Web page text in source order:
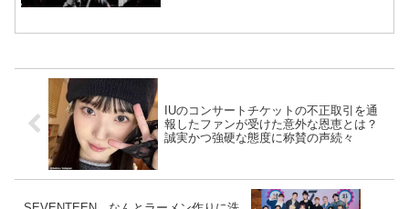
IUのコンサートチケットの不正取引を通
報したファンが受けた意外な恩恵とは？
誠実かつ強硬な態度に称賛の声続々